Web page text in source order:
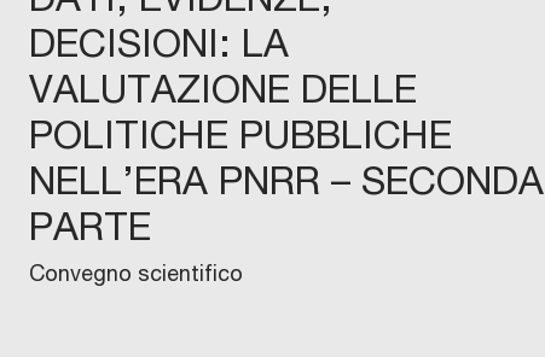
DECISIONI: LA
VALUTAZIONE DELLE
POLITICHE PUBBLICHE
NELL’ERA PNRR – SECONDA
PARTE
Convegno scientifico